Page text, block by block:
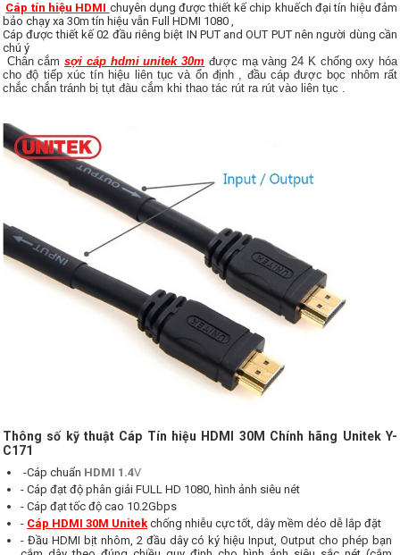
Cáp tín hiệu HDMI chuyên dụng được thiết kế chip khuếch đại tín hiệu đảm
bảo chạy xa 30m tín hiệu vẫn Full HDMI 1080 ,
Cáp được thiết kế 02 đầu riêng biệt IN PUT and OUT PUT nên người dùng cần
chú ý
Chân cắmsợi cáp hdmi unitek 30m được mạ vàng 24 K chống oxy hóa
cho độ tiếp xúc tín hiệu liên tục và ổn định , đầu cáp được bọc nhôm rất
chắc chắn tránh bị tụt đàu cắm khi thao tác rút ra rút vào liên tục .
Thông số kỹ thuật Cáp Tín hiệu HDMI 30M Chính hãng Unitek Y-
C171
-Cáp chuẩn HDMI 1.4V
- Cáp đạt độ phân giải FULL HD 1080, hình ảnh siêu nét
- Cáp đạt tốc độ cao 10.2Gbps
- Cáp HDMI 30M Unitek chống nhiễu cực tốt, dây mềm dẻo dễ lắp đặt
- Đầu HDMI bịt nhôm, 2 đầu dây có ký hiệu Input, Output cho phép bạn